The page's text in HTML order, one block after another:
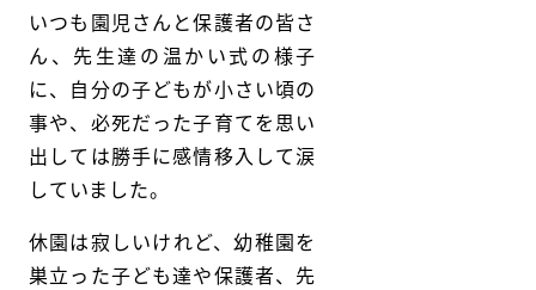
いつも園児さんと保護者の皆さ
ん、先生達の温かい式の様子
に、自分の子どもが小さい頃の
事や、必死だった子育てを思い
出しては勝手に感情移入して涙
していました。
休園は寂しいけれど、幼稚園を
巣立った子ども達や保護者、先